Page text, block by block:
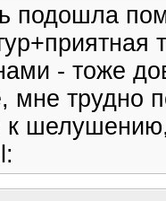
подошла
- тоже
трудно
к